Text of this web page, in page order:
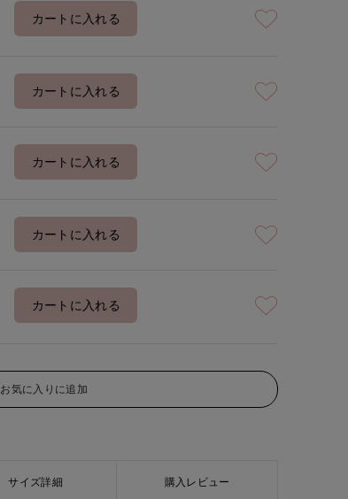
カートに入れる
カートに入れる
カートに入れる
カートに入れる
カートに入れる
お気に入りに追加
サイズ詳細 購入レビュー